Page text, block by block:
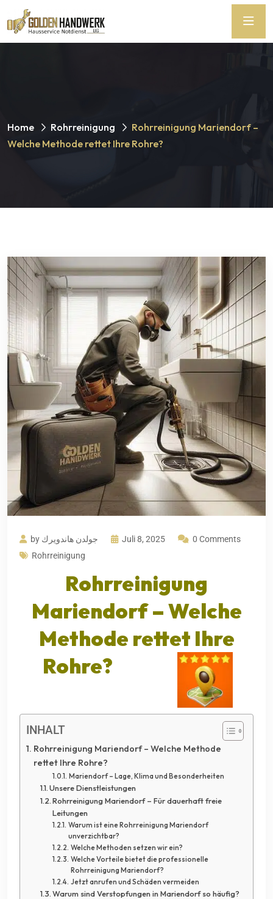
Home Rohrreinigung
Rohrreinigung Mariendorf –
Welche Methode rettet Ihre Rohre?
by جولدن هاندويرك Juli 8, 2025
0 Comments
Rohrreinigung
Rohrreinigung
Mariendorf– Welche
Methode rettet Ihre
Rohre?
INHALT
Rohrreinigung Mariendorf – Welche Methode
rettet Ihre Rohre?
Mariendorf – Lage, Klima und Besonderheiten
Unsere Dienstleistungen
Rohrreinigung Mariendorf – Für dauerhaft freie
Leitungen
Warum ist eine Rohrreinigung Mariendorf
unverzichtbar?
Welche Methoden setzen wir ein?
Welche Vorteile bietet die professionelle
Rohrreinigung Mariendorf?
Jetzt anrufen und Schäden vermeiden
Warum sind Verstopfungen in Mariendorf so häufig?